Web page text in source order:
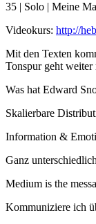
35 | Solo | Meine
Videokurs: http://
Mit den Texten
Tonspur geht
Was hat Edward
Skalierbare
Information &
Ganz
Medium is the
Kommuniziere ich